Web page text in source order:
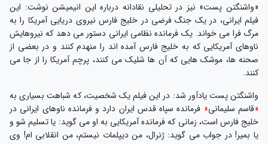
«واشنگتن پست» نیز در تحلیلی نقادانه درباره این انیمیشن نوشت: این
فیلم ایرانی، در یک جنگ فرضی در خلیج فارس نیروی دریایی آمریکا را به
مرگ فرا می خواند. یک فرمانده نظامی ایرانی دستور می دهد که نیروهایش
ناوهای آمریکایی که به خلیج فارس آمده اند را منهدم کنند و در بعضی از
صحنه ها، موشک هایی که آن ها شلیک می کنند، پرچم آمریکا را از جا می
کنند.
واشنگتن پست یادآور شد: در این فیلم یک شخصیت، که شباهت بسیاری به
«قاسم سلیمانی» فرمانده سپاه قدس ایران دارد و فرمانده ناوهای ایرانی در
خلیج فارس است، زمانی که فرمانده آمریکایی به او می گوید: یا تسلیم شو و
یا بمیر! در جواب می گوید: ژنرال، من دیپلمات نیستم، من انقلابی ام! وی